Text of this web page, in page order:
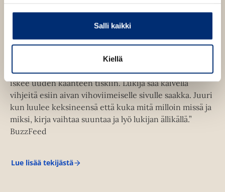
Salli kaikki
Kiellä
”Kirjan energia ja vauhti vetää vertoja tivolin
vekkulalle. Kaikki muuttuu koko ajan, ja juuri kun
luulet tietäväsi, mitä seuraavaksi tapahtuu, Hoover
iskee uuden käänteen tiskiin. Lukija saa kaivella
vihjeitä esiin aivan vihoviimeiselle sivulle saakka. Juuri
kun luulee keksineensä että kuka mitä milloin missä ja
miksi, kirja vaihtaa suuntaa ja lyö lukijan ällikällä.”
BuzzFeed
Lue lisää tekijästä
C